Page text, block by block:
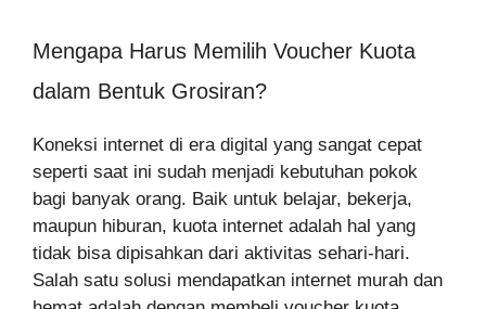
Mengapa Harus Memilih Voucher Kuota
dalam Bentuk Grosiran?
Koneksi internet di era digital yang sangat cepat
seperti saat ini sudah menjadi kebutuhan pokok
bagi banyak orang. Baik untuk belajar, bekerja,
maupun hiburan, kuota internet adalah hal yang
tidak bisa dipisahkan dari aktivitas sehari-hari.
Salah satu solusi mendapatkan internet murah dan